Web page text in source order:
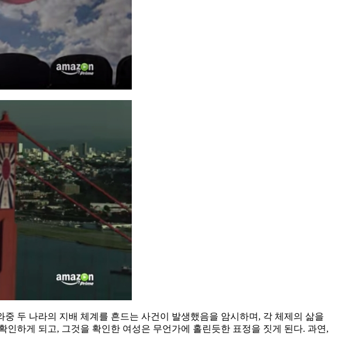
두 나라의 지배 체계를 흔드는 사건이 발생했음을 암시하며, 각 체제의 삶을
하게 되고, 그것을 확인한 여성은 무언가에 홀린듯한 표정을 짓게 된다. 과연,